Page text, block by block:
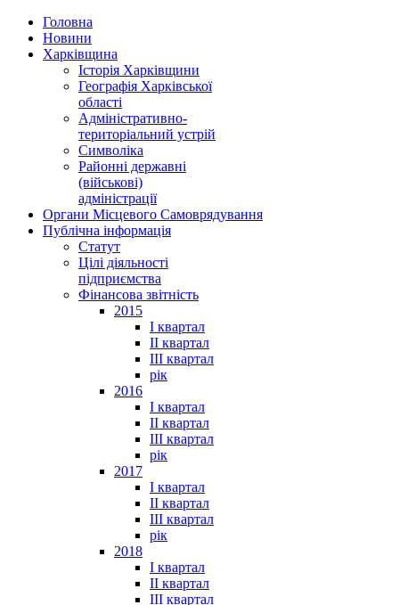
Головна
Новини
Харківщина
Історія Харківщини
Географія Харківської
області
Адміністративно-
територіальний устрій
Символіка
Районні державні
(військові)
адміністрації
Органи Місцевого Самоврядування
Публічна інформація
Статут
Цілі діяльності
підприємства
Фінансова звітність
2015
I квартал
II квартал
III квартал
рік
2016
I квартал
II квартал
III квартал
рік
2017
I квартал
II квартал
III квартал
рік
2018
I квартал
II квартал
III квартал